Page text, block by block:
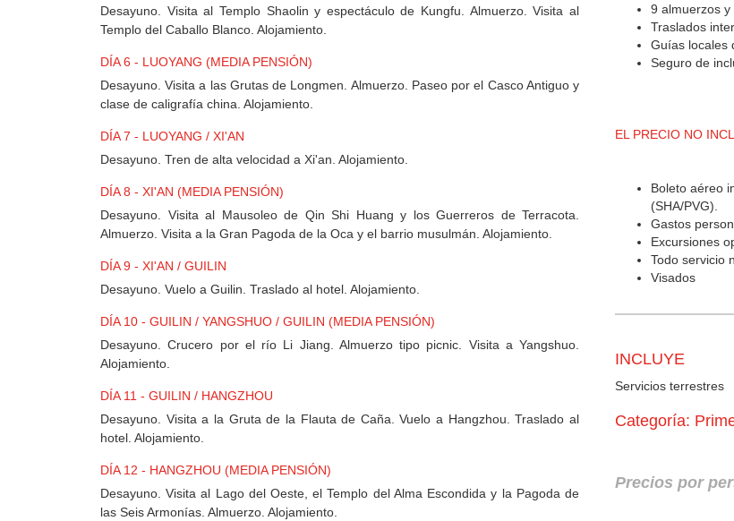
Desayuno. Visita al Templo Shaolin y espectáculo de Kungfu. Almuerzo. Visita al
Templo del Caballo Blanco. Alojamiento.
DÍA 6 - LUOYANG (MEDIA PENSIÓN)
Desayuno. Visita a las Grutas de Longmen. Almuerzo. Paseo por el Casco Antiguo y
clase de caligrafía china. Alojamiento.
DÍA 7 - LUOYANG / XI'AN
Desayuno. Tren de alta velocidad a Xi'an. Alojamiento.
DÍA 8 - XI'AN (MEDIA PENSIÓN)
Desayuno. Visita al Mausoleo de Qin Shi Huang y los Guerreros de Terracota.
Almuerzo. Visita a la Gran Pagoda de la Oca y el barrio musulmán. Alojamiento.
DÍA 9 - XI'AN / GUILIN
Desayuno. Vuelo a Guilin. Traslado al hotel. Alojamiento.
DÍA 10 - GUILIN / YANGSHUO / GUILIN (MEDIA PENSIÓN)
Desayuno. Crucero por el río Li Jiang. Almuerzo tipo picnic. Visita a Yangshuo.
Alojamiento.
DÍA 11 - GUILIN / HANGZHOU
Desayuno. Visita a la Gruta de la Flauta de Caña. Vuelo a Hangzhou. Traslado al
hotel. Alojamiento.
DÍA 12 - HANGZHOU (MEDIA PENSIÓN)
Desayuno. Visita al Lago del Oeste, el Templo del Alma Escondida y la Pagoda de
las Seis Armonías. Almuerzo. Alojamiento.
9 almuerzos
Traslados
Guías locales
Seguro de
EL PRECIO NO
Boleto aéreo
(SHA/PVG).
Gastos
Excursiones
Todo servicio
Visados
INCLUYE
Servicios terrestres
Categoría:
Precios por